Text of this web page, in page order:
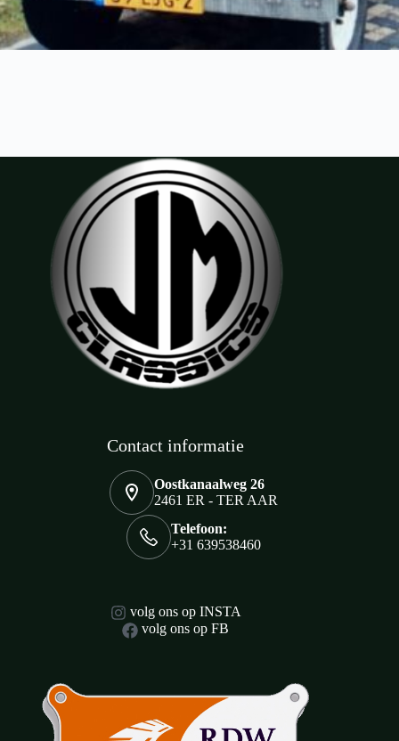
Contact informatie
Oostkanaalweg 26
2461 ER - TER AAR
Telefoon:
+31 639538460
volg ons op INSTA
volg ons op FB